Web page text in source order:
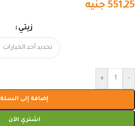
551,25 جنيه
زيتي
-
+
إضافة إلى السلة
اشتري الآن